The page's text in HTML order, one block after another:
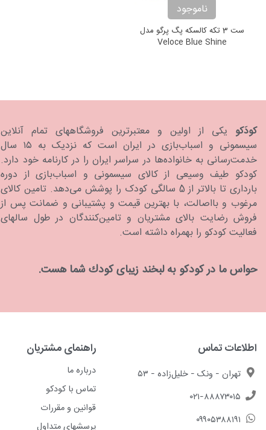
ناموجود
ست 3 تکه کالسکه پگ پرگو مدل
Veloce Blue Shine
کودَکو یکی از اولین و معتبرترین فروشگاههای تمام آنلاین
سیسمونی و اسباب‌بازی در ایران است که نزدیک به ۱۵ سال
خدمت‌رسانی به خانواده‌ها در سراسر ایران را در کارنامه خود دارد.
كودكو طیف وسیعی از کالای سیسمونی و اسباب‌بازی از دوره
بارداری تا بالاتر از 5 سالگی کودک را پوشش می‌دهد. تامین کالای
مرغوب و بااصالت، با بهترین قیمت و پشتیبانی و ضمانت پس از
فروش رضایت بالای مشتریان و تامین‌کنندگان در طول سالهای
فعالیت کودکو را بهمراه داشته است.
حواس ما در كودكو به لبخند زیبای كودك شما هست.
اطلاعات تماس
تهران - ونک - خلیل‌زاده - ۵۳
۰۲۱-۸۸۸۷۳۰۱۵
۰۹۹۰۵۳۸۸۱۹۱
راهنمای مشتریان
درباره ما
تماس با کودکو
قوانین و مقررات
پرسشهای متداول